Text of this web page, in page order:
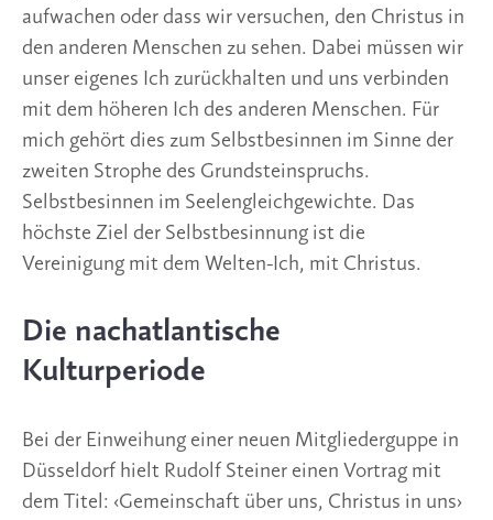
aufwachen oder dass wir versuchen, den Christus in
den anderen Menschen zu sehen. Dabei müssen wir
unser eigenes Ich zurückhalten und uns verbinden
mit dem höheren Ich des anderen Menschen. Für
mich gehört dies zum Selbstbesinnen im Sinne der
zweiten Strophe des Grundsteinspruchs.
Selbstbesinnen im Seelengleichgewichte. Das
höchste Ziel der Selbstbesinnung ist die
Vereinigung mit dem Welten-Ich, mit Christus.
Die nachatlantische
Kulturperiode
Bei der Einweihung einer neuen Mitgliederguppe in
Düsseldorf hielt Rudolf Steiner einen Vortrag mit
dem Titel: ‹Gemeinschaft über uns, Christus in uns›